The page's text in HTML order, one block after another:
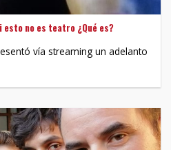
no es teatro ¿Qué es?
vía streaming un adelanto